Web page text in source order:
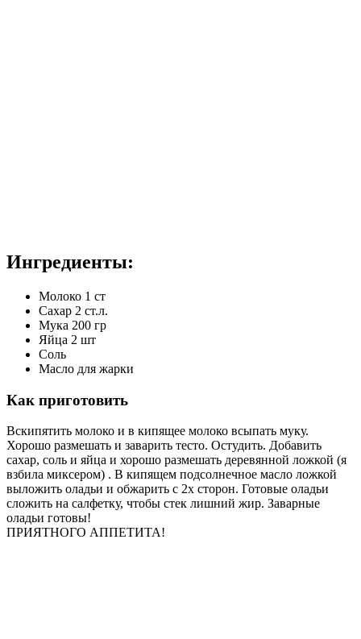
Ингредиенты:
Молоко 1 ст
Сахар 2 ст.л.
Мука 200 гр
Яйца 2 шт
Соль
Масло для жарки
Как приготовить
Вскипятить молоко и в кипящее молоко всыпать муку.
Хорошо размешать и заварить тесто. Остудить. Добавить
сахар, соль и яйца и хорошо размешать деревянной ложкой (я
взбила миксером) . В кипящем подсолнечное масло ложкой
выложить оладьи и обжарить с 2х сторон. Готовые оладьи
сложить на салфетку, чтобы стек лишний жир. Заварные
оладьи готовы!
ПРИЯТНОГО АППЕТИТА!